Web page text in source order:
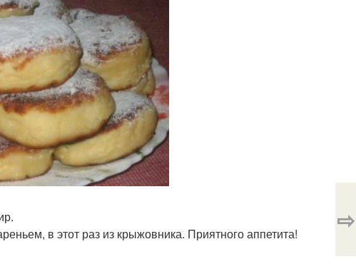
в этот раз из крыжовника. Приятного аппетита!
⇨